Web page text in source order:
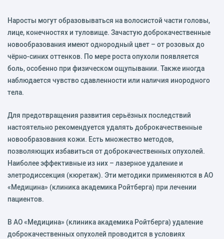
Наросты могут образовываться на волосистой части головы,
лице, конечностях и туловище. Зачастую доброкачественные
новообразования имеют однородный цвет – от розовых до
чёрно-синих оттенков. По мере роста опухоли появляется
боль, особенно при физическом ощупывании. Также иногда
наблюдается чувство сдавленности или наличия инородного
тела.
Для предотвращения развития серьёзных последствий
настоятельно рекомендуется удалять доброкачественные
новообразования кожи. Есть множество методов,
позволяющих избавиться от доброкачественных опухолей.
Наиболее эффективные из них – лазерное удаление и
элетродиссекция (кюретаж). Эти методики применяются в АО
«Медицина» (клиника академика Ройтберга) при лечении
пациентов.
В АО «Медицина» (клиника академика Ройтберга) удаление
доброкачественных опухолей проводится в условиях